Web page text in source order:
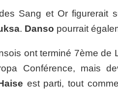
Sang et Or figurerait
. Danso pourrait
ont terminé 7ème
Conférence, mais
est parti, tout comme